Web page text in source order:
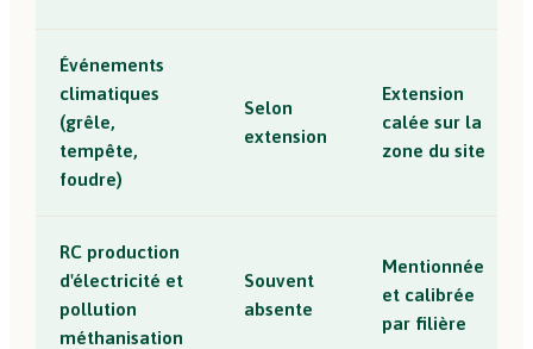
Événements
climatiques
(grêle,
tempête,
foudre)
Selon
extension
Extension
calée sur la
zone du site
RC production
d'électricité et
pollution
méthanisation
Souvent
absente
Mentionnée
et calibrée
par filière